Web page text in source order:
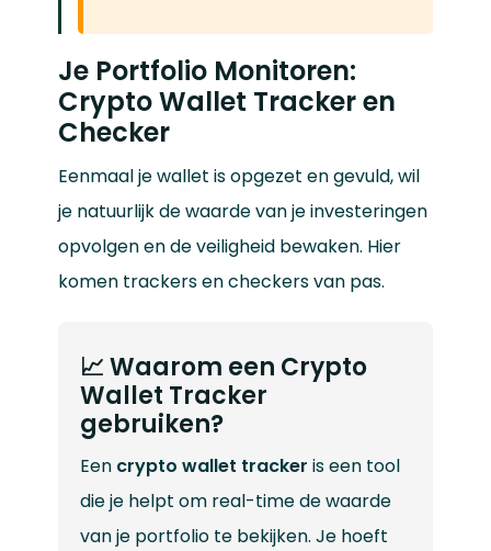
Je Portfolio Monitoren:
Crypto Wallet Tracker en
Checker
Eenmaal je wallet is opgezet en gevuld, wil
je natuurlijk de waarde van je investeringen
opvolgen en de veiligheid bewaken. Hier
komen trackers en checkers van pas.
📈 Waarom een Crypto
Wallet Tracker
gebruiken?
Een crypto wallet tracker is een tool
die je helpt om real-time de waarde
van je portfolio te bekijken. Je hoeft